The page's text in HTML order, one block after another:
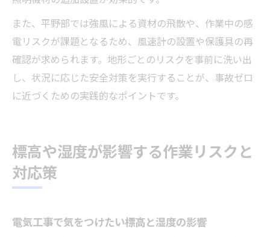
また、平野部では強風による資材の飛散や、作業中の感
電リスクが課題となるため、風速計の設置や保護具の再
確認が求められます。地形ごとのリスクを事前に洗い出
し、状況に応じた安全対策を実行することが、事故ゼロ
に近づくための実践的なポイントです。
標高や湿度が影響する作業リスクと
対応策
電気工事で気をつけたい標高と湿度の影響